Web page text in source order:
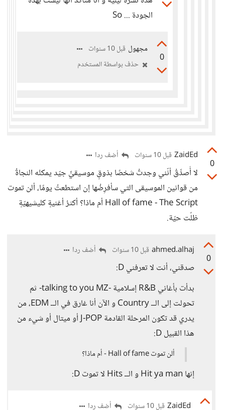
الجودة ... So
0
مجهول قبل 10 سنوات
حذف بواسطة المستخدم
0
ZaidEd قبل 10 سنوات أضف ردا
لا أُصدِّقُ أنّني وجدتُ شخصًا بذوقٍ موسيقيٍّ جيّد يمكنُه النجاةُ
من قوانين الموسيقى التي سأفرِضُها إن استطعتُ يومًا، ألن تموت
Hall of fame - The Script أم ماذا؟ أكثرُ أغنيةٍ كليشيهيّةٍ
ظلّت حيّة.
0
ahmed.alhaj قبل 10 سنوات أضف ردا
صدقني، أنت لا تعرفني D:
بدأت بأغاني R&B إسلامية -talking to you MZ- ثم
تحولت إلى الــ Country و الآن أنا غارق في الــ EDM، من
يدري قد تكون المرحلة القادمة J-POP أو ميتال أو شيء من
هذا القبيل D:
ألن تموت Hall of fame - أم ماذا؟
إنها Hit ya man و الــ Hits لا تموت D:
ZaidEd قبل 10 سنوات أضف ردا